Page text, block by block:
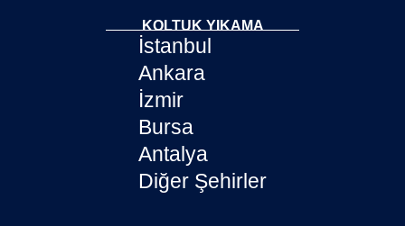
KOLTUK YIKAMA
İstanbul
Ankara
İzmir
Bursa
Antalya
Diğer Şehirler